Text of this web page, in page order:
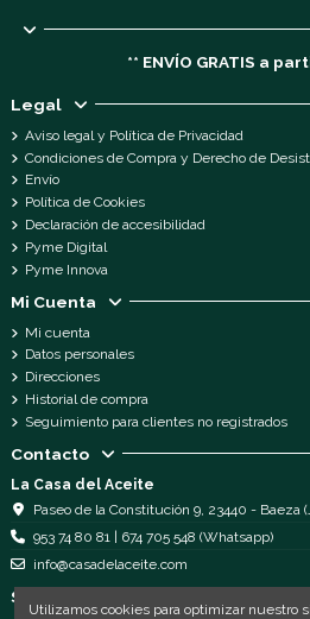
** ENVÍO GRATIS a
Legal
Aviso legal y Política de Privacidad
Condiciones de Compra y Derecho de
Envío
Política de Cookies
Declaración de accesibilidad
Pyme Digital
Pyme Innova
Mi Cuenta
Mi cuenta
Datos personales
Direcciones
Historial de compra
Seguimiento para clientes no registrados
Contacto
La Casa del Aceite
Paseo de la Constitución 9, 23440 - Baeza
953 74 80 81 | 674 705 548 (Whatsapp)
info@casadelaceite.com
Síguenos
Utilizamos cookies para optimizar nuestro